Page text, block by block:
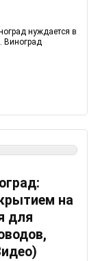
нуждается в
Виноград
на
для